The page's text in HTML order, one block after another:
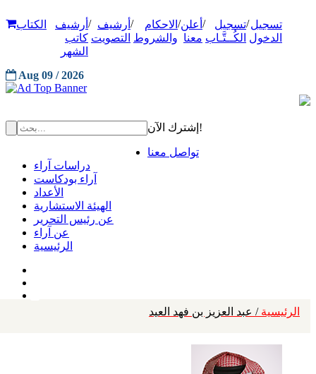
تسجيل
الدخول
/تسجيل
الكُــتَّـاب
/ أعلن
معنا
/ الاحكام
والشروط
/ أرشيف
التصويت
/ أرشيف
كاتب
الشهر
الكتاب
Aug 09 / 2026
إشترك الآن!
تواصل معنا
دراسات آراء
آراء بودكاست
الأعداد
الهيئة الاستشارية
عن رئيس التحرير
عن آراء
الرئيسية
الرئيسية / عبد العزيز بن فهد العيد